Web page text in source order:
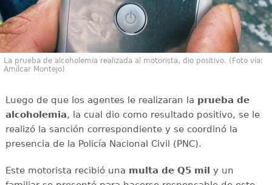
La prueba de alcoholemia realizada al motorista, dio positivo. (Foto vía:
Amílcar Montejo)
Luego de que los agentes le realizaran la prueba de
alcoholemia, la cual dio como resultado positivo, se le
realizó la sanción correspondiente y se coordinó la
presencia de la Policía Nacional Civil (PNC).
Este motorista recibió una multa de Q5 mil y un